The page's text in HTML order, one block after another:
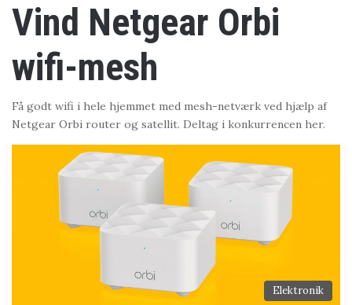
Vind Netgear Orbi
wifi-mesh
Få godt wifi i hele hjemmet med mesh-netværk ved hjælp af
Netgear Orbi router og satellit. Deltag i konkurrencen her.
Elektronik